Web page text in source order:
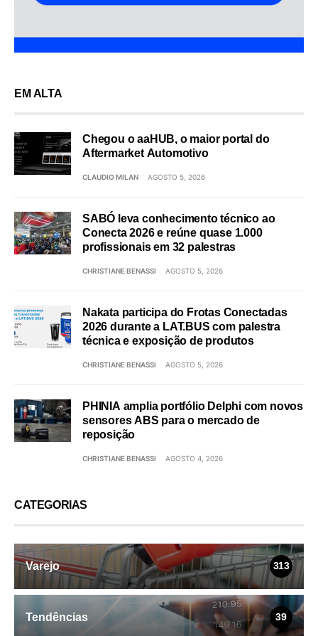
EM ALTA
Chegou o aaHUB, o maior portal do
Aftermarket Automotivo
CLAUDIO MILAN AGOSTO 5, 2026
SABÓ leva conhecimento técnico ao
Conecta 2026 e reúne quase 1.000
profissionais em 32 palestras
CHRISTIANE BENASSI AGOSTO 5, 2026
Nakata participa do Frotas Conectadas
2026 durante a LAT.BUS com palestra
técnica e exposição de produtos
CHRISTIANE BENASSI AGOSTO 5, 2026
PHINIA amplia portfólio Delphi com novos
sensores ABS para o mercado de
reposição
CHRISTIANE BENASSI AGOSTO 4, 2026
CATEGORIAS
Varejo 313
Tendências 39